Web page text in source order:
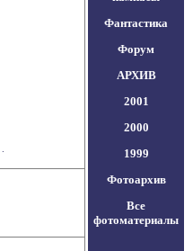
Фантастика
Форум
АРХИВ
2001
2000
1999
Фотоархив
Все
фотоматериалы